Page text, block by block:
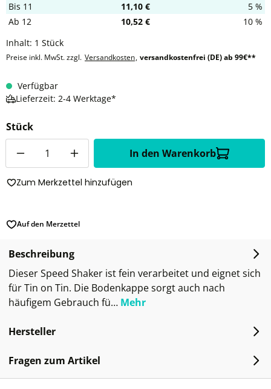
Bis 11 11,10 €
5 %
Ab 12 10,52 €
10 %
Inhalt: 1 Stück
Preise inkl. MwSt. zzgl. Versandkosten, versandkostenfrei (DE) ab 99€**
Verfügbar
Lieferzeit: 2-4 Werktage*
Stück
In den Warenkorb
Zum Merkzettel hinzufügen
Auf den Merzettel
Beschreibung
Dieser Speed Shaker ist fein verarbeitet und eignet sich
für Tin on Tin. Die Bodenkappe sorgt auch nach
häufigem Gebrauch fü… Mehr
Hersteller
Fragen zum Artikel